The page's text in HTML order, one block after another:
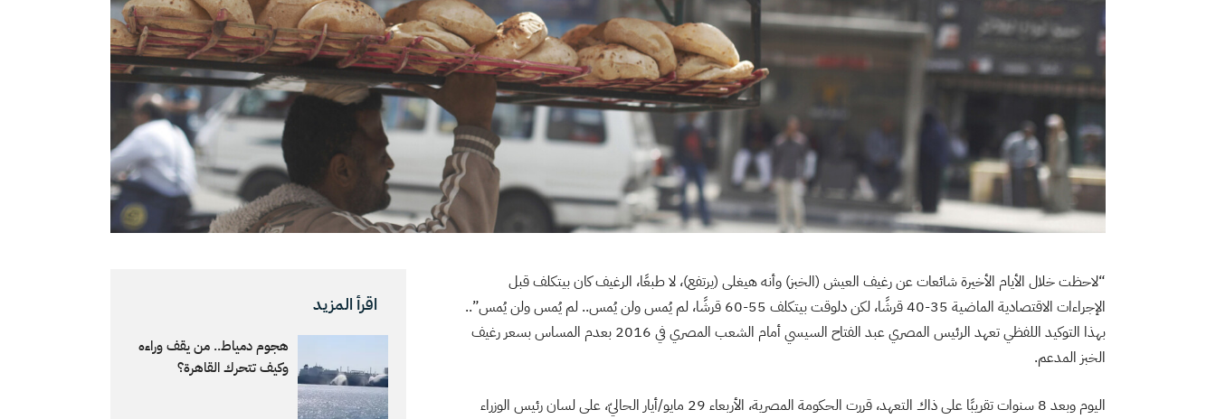
“لاحظت خلال الأيام الأخيرة شائعات عن رغيف العيش (الخبز) وأنه هيغلى (يرتفع)، لا طبعًا، الرغيف كان بيتكلف قبل
الإجراءات الاقتصادية الماضية 35-40 قرشًا، لكن دلوقت بيتكلف 55-60 قرشًا، لم يُمس ولن يُمس.. لم يُمس ولن يُمس”..
بهذا التوكيد اللفظي تعهد الرئيس المصري عبد الفتاح السيسي أمام الشعب المصري في 2016 بعدم المساس بسعر رغيف
الخبز المدعم.
اليوم وبعد 8 سنوات تقريبًا على ذاك التعهد، قررت الحكومة المصرية، الأربعاء 29 مايو/أيار الحاليّ، على لسان رئيس الوزراء
اقرأ المزيد
هجوم دمياط.. من يقف وراءه
وكيف تتحرك القاهرة؟